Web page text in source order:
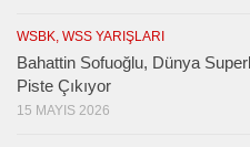
WSBK, WSS YARIŞLARI
Bahattin Sofuoğlu, Dünya
Piste Çıkıyor
15 MAYIS 2026